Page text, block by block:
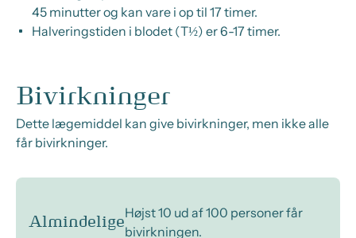
45 minutter og kan vare i op til 17 timer.
Halveringstiden i blodet (T½) er 6-17 timer.
Bivirkninger
Dette lægemiddel kan give bivirkninger, men ikke alle
får bivirkninger.
Almindelige
Højst 10 ud af 100 personer får
bivirkningen.